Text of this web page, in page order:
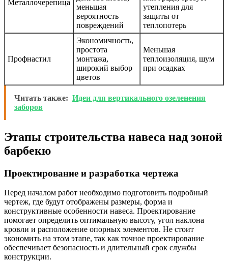
Металлочерепица
меньшая
вероятность
повреждений
утепления для
защиты от
теплопотерь
Профнастил
Экономичность,
простота
монтажа,
широкий выбор
цветов
Меньшая
теплоизоляция, шум
при осадках
Читать также: Идеи для вертикального озеленения
заборов
Этапы строительства навеса над зоной
барбекю
Проектирование и разработка чертежа
Перед началом работ необходимо подготовить подробный
чертеж, где будут отображены размеры, форма и
конструктивные особенности навеса. Проектирование
помогает определить оптимальную высоту, угол наклона
кровли и расположение опорных элементов. Не стоит
экономить на этом этапе, так как точное проектирование
обеспечивает безопасность и длительный срок службы
конструкции.